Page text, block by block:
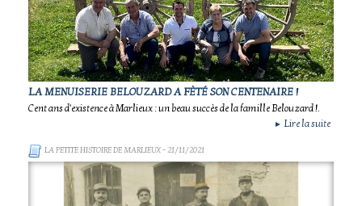
LA MENUISERIE BELOUZARD A FÈTÉ SON CENTENAIRE !
Cent ans d'existence à Marlieux : un beau succès de la famille Belouzard !.
► Lire la suite
LA PETITE HISTOIRE DE MARLIEUX- 21/11/2021